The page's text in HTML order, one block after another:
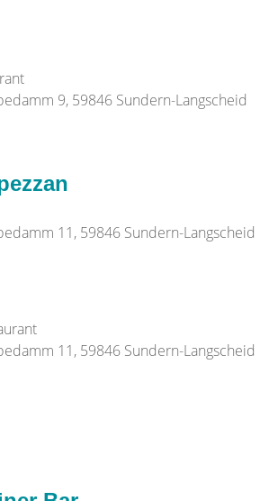
9, 59846 Sundern-Langscheid
11, 59846 Sundern-Langscheid
11, 59846 Sundern-Langscheid